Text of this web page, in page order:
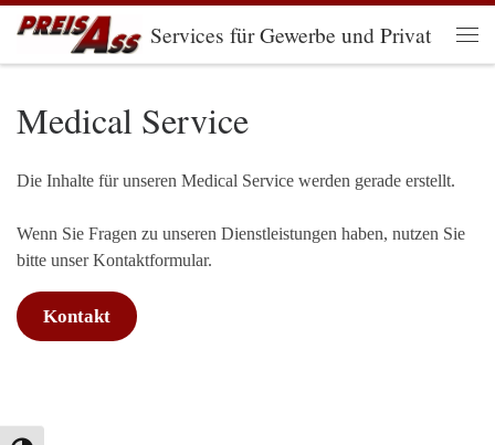
Zum Inhalt springenServices für Gewerbe und Privat
Medical Service
Die Inhalte für unseren Medical Service werden gerade erstellt.
Wenn Sie Fragen zu unseren Dienstleistungen haben, nutzen Sie
bitte unser Kontaktformular.
Kontakt